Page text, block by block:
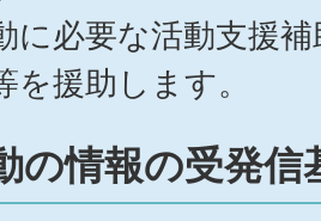
に必要な活動支援
を援助します。
の情報の受発信